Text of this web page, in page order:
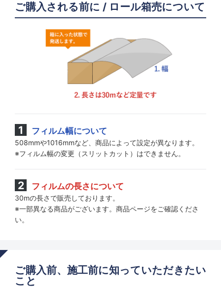
ご購入される前に / ロール箱売について
フィルム幅について
508mmや1016mmなど、商品によって設定が異なります。
※フィルム幅の変更（スリットカット）はできません。
フィルムの長さについて
30mの長さで販売しております。
※一部異なる商品がございます。商品ページをご確認くださ
い。
ご購入前、施工前に知っていただきたい
こと